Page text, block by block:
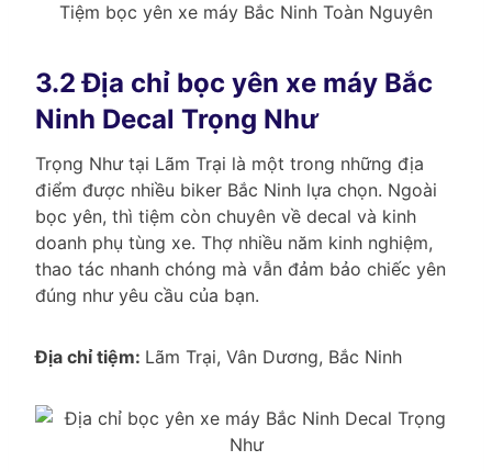
Tiệm bọc yên xe máy Bắc Ninh Toàn Nguyên
3.2 Địa chỉ bọc yên xe máy Bắc
Ninh Decal Trọng Như
Trọng Như tại Lãm Trại là một trong những địa
điểm được nhiều biker Bắc Ninh lựa chọn. Ngoài
bọc yên, thì tiệm còn chuyên về decal và kinh
doanh phụ tùng xe. Thợ nhiều năm kinh nghiệm,
thao tác nhanh chóng mà vẫn đảm bảo chiếc yên
đúng như yêu cầu của bạn.
Địa chỉ tiệm: Lãm Trại, Vân Dương, Bắc Ninh